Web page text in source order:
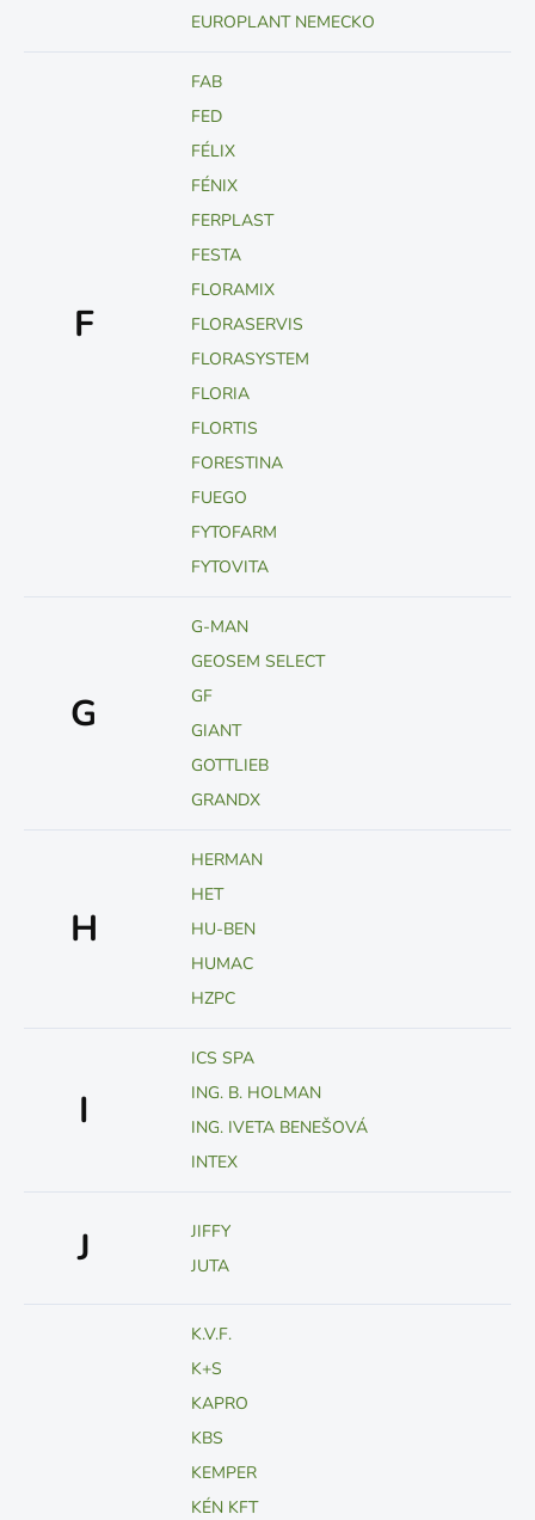
EUROPLANT NEMECKO
F
FAB
FED
FÉLIX
FÉNIX
FERPLAST
FESTA
FLORAMIX
FLORASERVIS
FLORASYSTEM
FLORIA
FLORTIS
FORESTINA
FUEGO
FYTOFARM
FYTOVITA
G
G-MAN
GEOSEM SELECT
GF
GIANT
GOTTLIEB
GRANDX
H
HERMAN
HET
HU-BEN
HUMAC
HZPC
I
ICS SPA
ING. B. HOLMAN
ING. IVETA BENEŠOVÁ
INTEX
J
JIFFY
JUTA
K.V.F.
K+S
KAPRO
KBS
KEMPER
KÉN KFT